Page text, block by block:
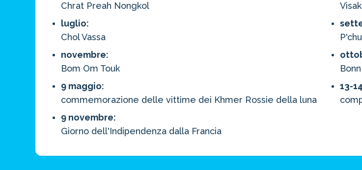
Chrat Preah Nongkol
luglio:
Chol Vassa
novembre:
Bom Om Touk
9 maggio:
commemorazione delle vittime dei Khmer Rossie della luna
13-
9 novembre:
Giorno dell'Indipendenza dalla Francia